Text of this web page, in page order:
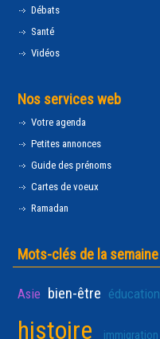
Débats
Santé
Vidéos
Nos services web
Votre agenda
Petites annonces
Guide des prénoms
Cartes de voeux
Ramadan
Mots-clés de la semaine
Asie bien-être éducation
histoire immigration